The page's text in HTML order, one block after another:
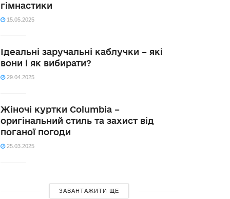
гімнастики
15.05.2025
Ідеальні заручальні каблучки – які
вони і як вибирати?
29.04.2025
Жіночі куртки Columbia –
оригінальний стиль та захист від
поганої погоди
25.03.2025
ЗАВАНТАЖИТИ ЩЕ